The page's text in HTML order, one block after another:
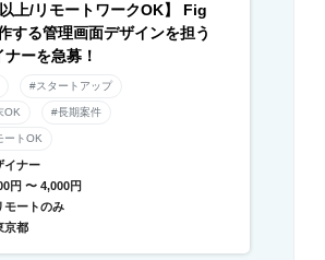
以上/リモートワークOK】 Fig
する管理画面デザインを担う
ーを急募！
#スタートアップ
OK #長期案件
ートOK
イナー
円 〜 4,000円
モートのみ
京都